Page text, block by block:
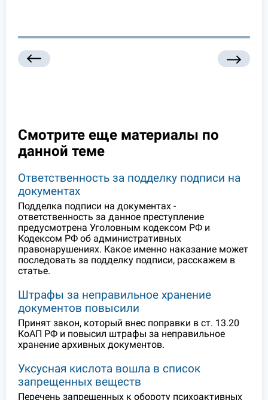
Смотрите еще материалы по
данной теме
Ответственность за подделку подписи на
документах
Подделка подписи на документах -
ответственность за данное преступление
предусмотрена Уголовным кодексом РФ и
Кодексом РФ об административных
правонарушениях. Какое именно наказание может
последовать за подделку подписи, расскажем в
статье.
Штрафы за неправильное хранение
документов повысили
Принят закон, который внес поправки в ст. 13.20
КоАП РФ и повысил штрафы за неправильное
хранение архивных документов.
Уксусная кислота вошла в список
запрещенных веществ
Перечень запрещенных к обороту психоактивных